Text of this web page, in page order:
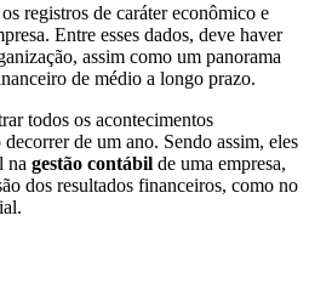
registros de caráter econômico e
Entre esses dados, deve haver
assim como um panorama
de médio a longo prazo.
todos os acontecimentos
de um ano. Sendo assim, eles
na gestão contábil de uma empresa,
dos resultados financeiros, como no